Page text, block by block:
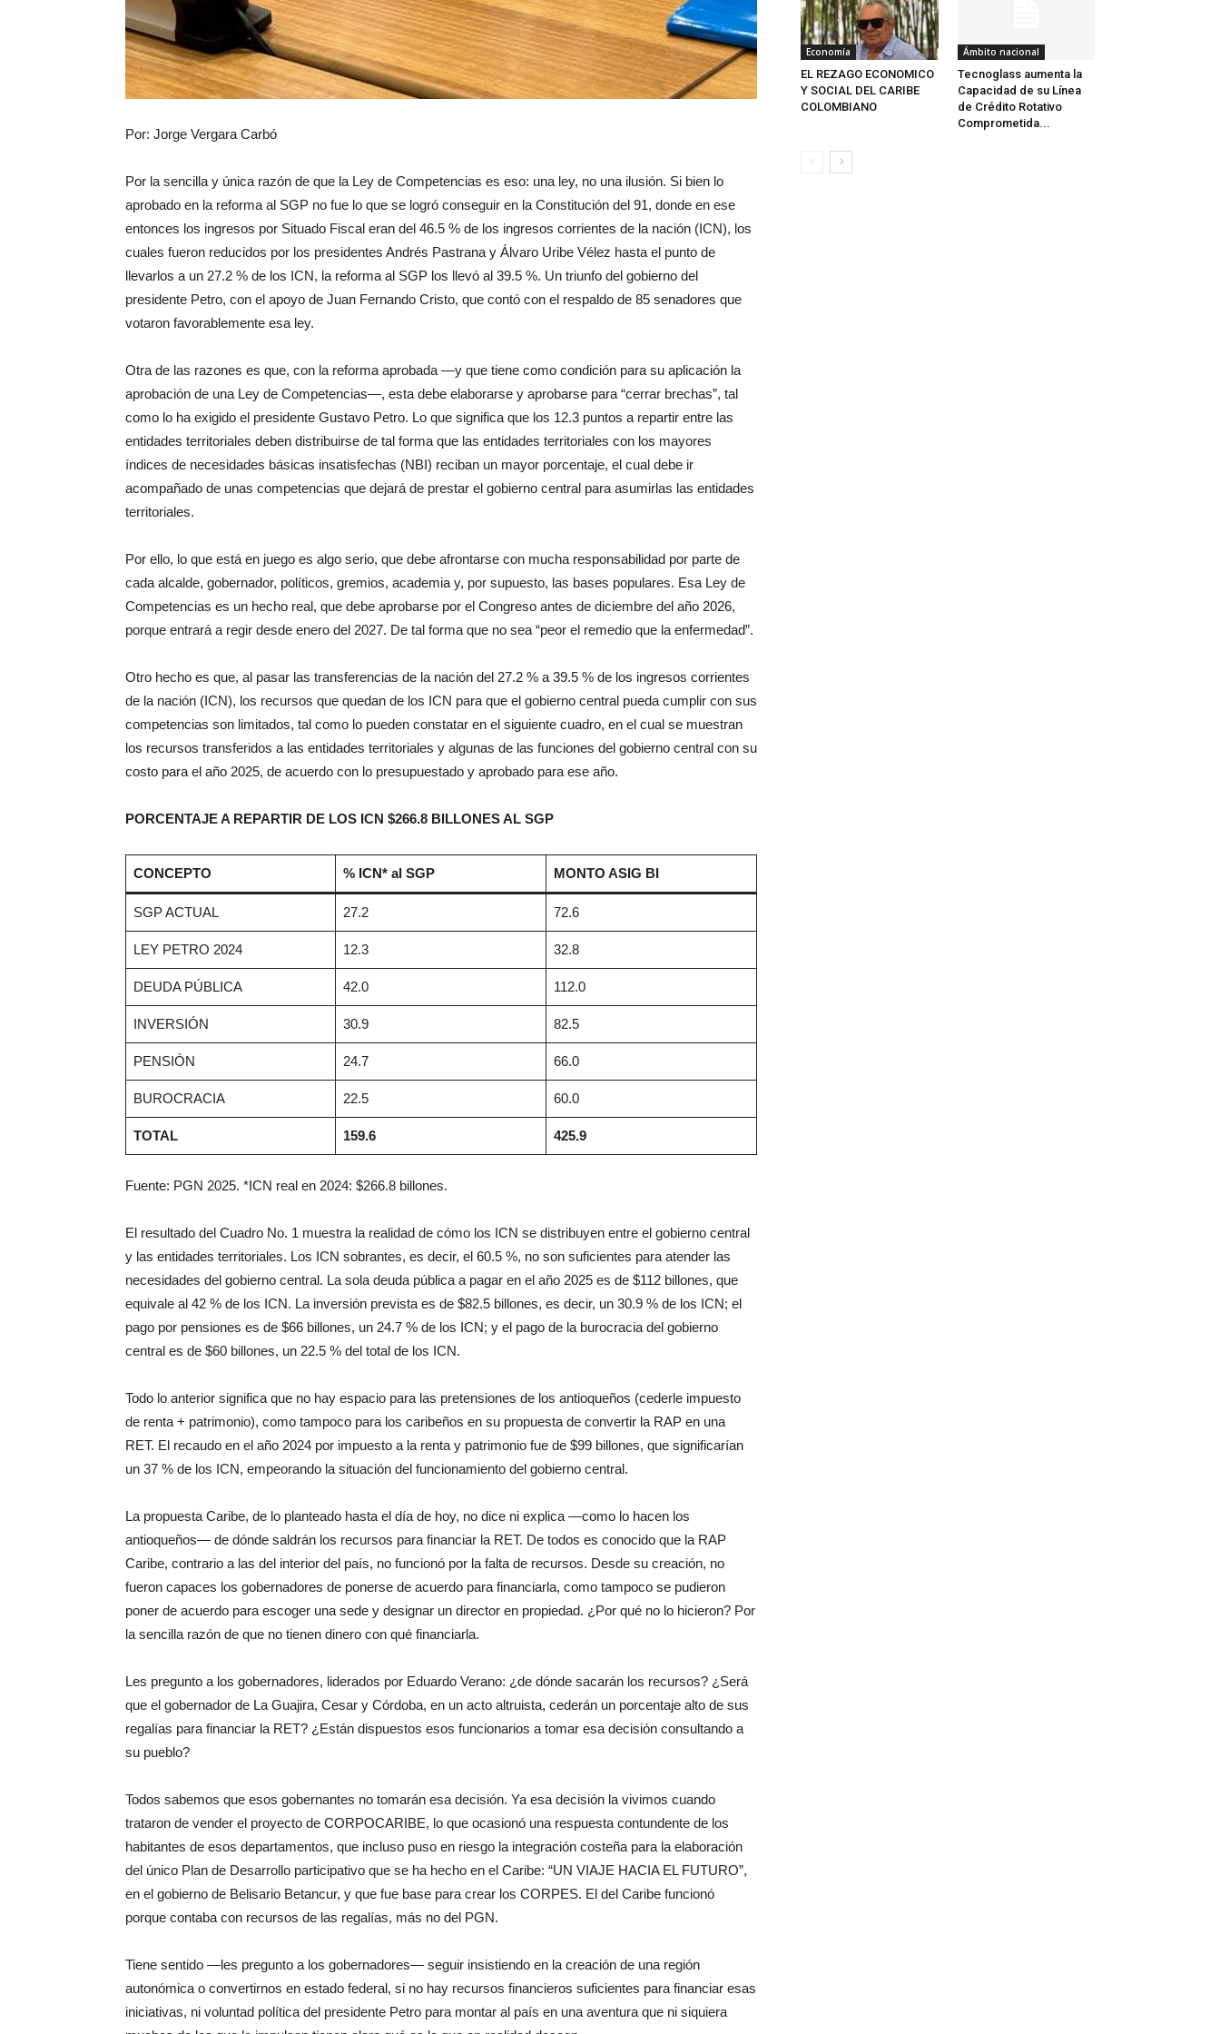
Por: Jorge Vergara Carbó
Por la sencilla y única razón de que la Ley de Competencias es eso: una ley, no una ilusión. Si bien lo
aprobado en la reforma al SGP no fue lo que se logró conseguir en la Constitución del 91, donde en ese
entonces los ingresos por Situado Fiscal eran del 46.5 % de los ingresos corrientes de la nación (ICN), los
cuales fueron reducidos por los presidentes Andrés Pastrana y Álvaro Uribe Vélez hasta el punto de
llevarlos a un 27.2 % de los ICN, la reforma al SGP los llevó al 39.5 %. Un triunfo del gobierno del
presidente Petro, con el apoyo de Juan Fernando Cristo, que contó con el respaldo de 85 senadores que
votaron favorablemente esa ley.
Otra de las razones es que, con la reforma aprobada —y que tiene como condición para su aplicación la
aprobación de una Ley de Competencias—, esta debe elaborarse y aprobarse para “cerrar brechas”, tal
como lo ha exigido el presidente Gustavo Petro. Lo que significa que los 12.3 puntos a repartir entre las
entidades territoriales deben distribuirse de tal forma que las entidades territoriales con los mayores
índices de necesidades básicas insatisfechas (NBI) reciban un mayor porcentaje, el cual debe ir
acompañado de unas competencias que dejará de prestar el gobierno central para asumirlas las entidades
territoriales.
Por ello, lo que está en juego es algo serio, que debe afrontarse con mucha responsabilidad por parte de
cada alcalde, gobernador, políticos, gremios, academia y, por supuesto, las bases populares. Esa Ley de
Competencias es un hecho real, que debe aprobarse por el Congreso antes de diciembre del año 2026,
porque entrará a regir desde enero del 2027. De tal forma que no sea “peor el remedio que la enfermedad”.
Otro hecho es que, al pasar las transferencias de la nación del 27.2 % a 39.5 % de los ingresos corrientes
de la nación (ICN), los recursos que quedan de los ICN para que el gobierno central pueda cumplir con sus
competencias son limitados, tal como lo pueden constatar en el siguiente cuadro, en el cual se muestran
los recursos transferidos a las entidades territoriales y algunas de las funciones del gobierno central con su
costo para el año 2025, de acuerdo con lo presupuestado y aprobado para ese año.
PORCENTAJE A REPARTIR DE LOS ICN $266.8 BILLONES AL SGP
CONCEPTO % ICN* al SGP MONTO ASIG BI
SGP ACTUAL 27.2 72.6
LEY PETRO 2024 12.3 32.8
DEUDA PÚBLICA 42.0 112.0
INVERSIÓN 30.9 82.5
PENSIÓN 24.7 66.0
BUROCRACIA 22.5 60.0
TOTAL 159.6 425.9
Fuente: PGN 2025. *ICN real en 2024: $266.8 billones.
El resultado del Cuadro No. 1 muestra la realidad de cómo los ICN se distribuyen entre el gobierno central
y las entidades territoriales. Los ICN sobrantes, es decir, el 60.5 %, no son suficientes para atender las
necesidades del gobierno central. La sola deuda pública a pagar en el año 2025 es de $112 billones, que
equivale al 42 % de los ICN. La inversión prevista es de $82.5 billones, es decir, un 30.9 % de los ICN; el
pago por pensiones es de $66 billones, un 24.7 % de los ICN; y el pago de la burocracia del gobierno
central es de $60 billones, un 22.5 % del total de los ICN.
Todo lo anterior significa que no hay espacio para las pretensiones de los antioqueños (cederle impuesto
de renta + patrimonio), como tampoco para los caribeños en su propuesta de convertir la RAP en una
RET. El recaudo en el año 2024 por impuesto a la renta y patrimonio fue de $99 billones, que significarían
un 37 % de los ICN, empeorando la situación del funcionamiento del gobierno central.
La propuesta Caribe, de lo planteado hasta el día de hoy, no dice ni explica —como lo hacen los
antioqueños— de dónde saldrán los recursos para financiar la RET. De todos es conocido que la RAP
Caribe, contrario a las del interior del país, no funcionó por la falta de recursos. Desde su creación, no
fueron capaces los gobernadores de ponerse de acuerdo para financiarla, como tampoco se pudieron
poner de acuerdo para escoger una sede y designar un director en propiedad. ¿Por qué no lo hicieron? Por
la sencilla razón de que no tienen dinero con qué financiarla.
Les pregunto a los gobernadores, liderados por Eduardo Verano: ¿de dónde sacarán los recursos? ¿Será
que el gobernador de La Guajira, Cesar y Córdoba, en un acto altruista, cederán un porcentaje alto de sus
regalías para financiar la RET? ¿Están dispuestos esos funcionarios a tomar esa decisión consultando a
su pueblo?
Todos sabemos que esos gobernantes no tomarán esa decisión. Ya esa decisión la vivimos cuando
trataron de vender el proyecto de CORPOCARIBE, lo que ocasionó una respuesta contundente de los
habitantes de esos departamentos, que incluso puso en riesgo la integración costeña para la elaboración
del único Plan de Desarrollo participativo que se ha hecho en el Caribe: “UN VIAJE HACIA EL FUTURO”,
en el gobierno de Belisario Betancur, y que fue base para crear los CORPES. El del Caribe funcionó
porque contaba con recursos de las regalías, más no del PGN.
Tiene sentido —les pregunto a los gobernadores— seguir insistiendo en la creación de una región
autonómica o convertirnos en estado federal, si no hay recursos financieros suficientes para financiar esas
iniciativas, ni voluntad política del presidente Petro para montar al país en una aventura que ni siquiera
Economía
EL REZAGO ECONOMICO
Y SOCIAL DEL CARIBE
COLOMBIANO
Ámbito nacional
Tecnoglass aumenta la
Capacidad de su Línea
de Crédito Rotativo
Comprometida...